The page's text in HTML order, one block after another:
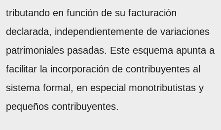
tributando en función de su facturación
declarada, independientemente de variaciones
patrimoniales pasadas. Este esquema apunta a
facilitar la incorporación de contribuyentes al
sistema formal, en especial monotributistas y
pequeños contribuyentes.